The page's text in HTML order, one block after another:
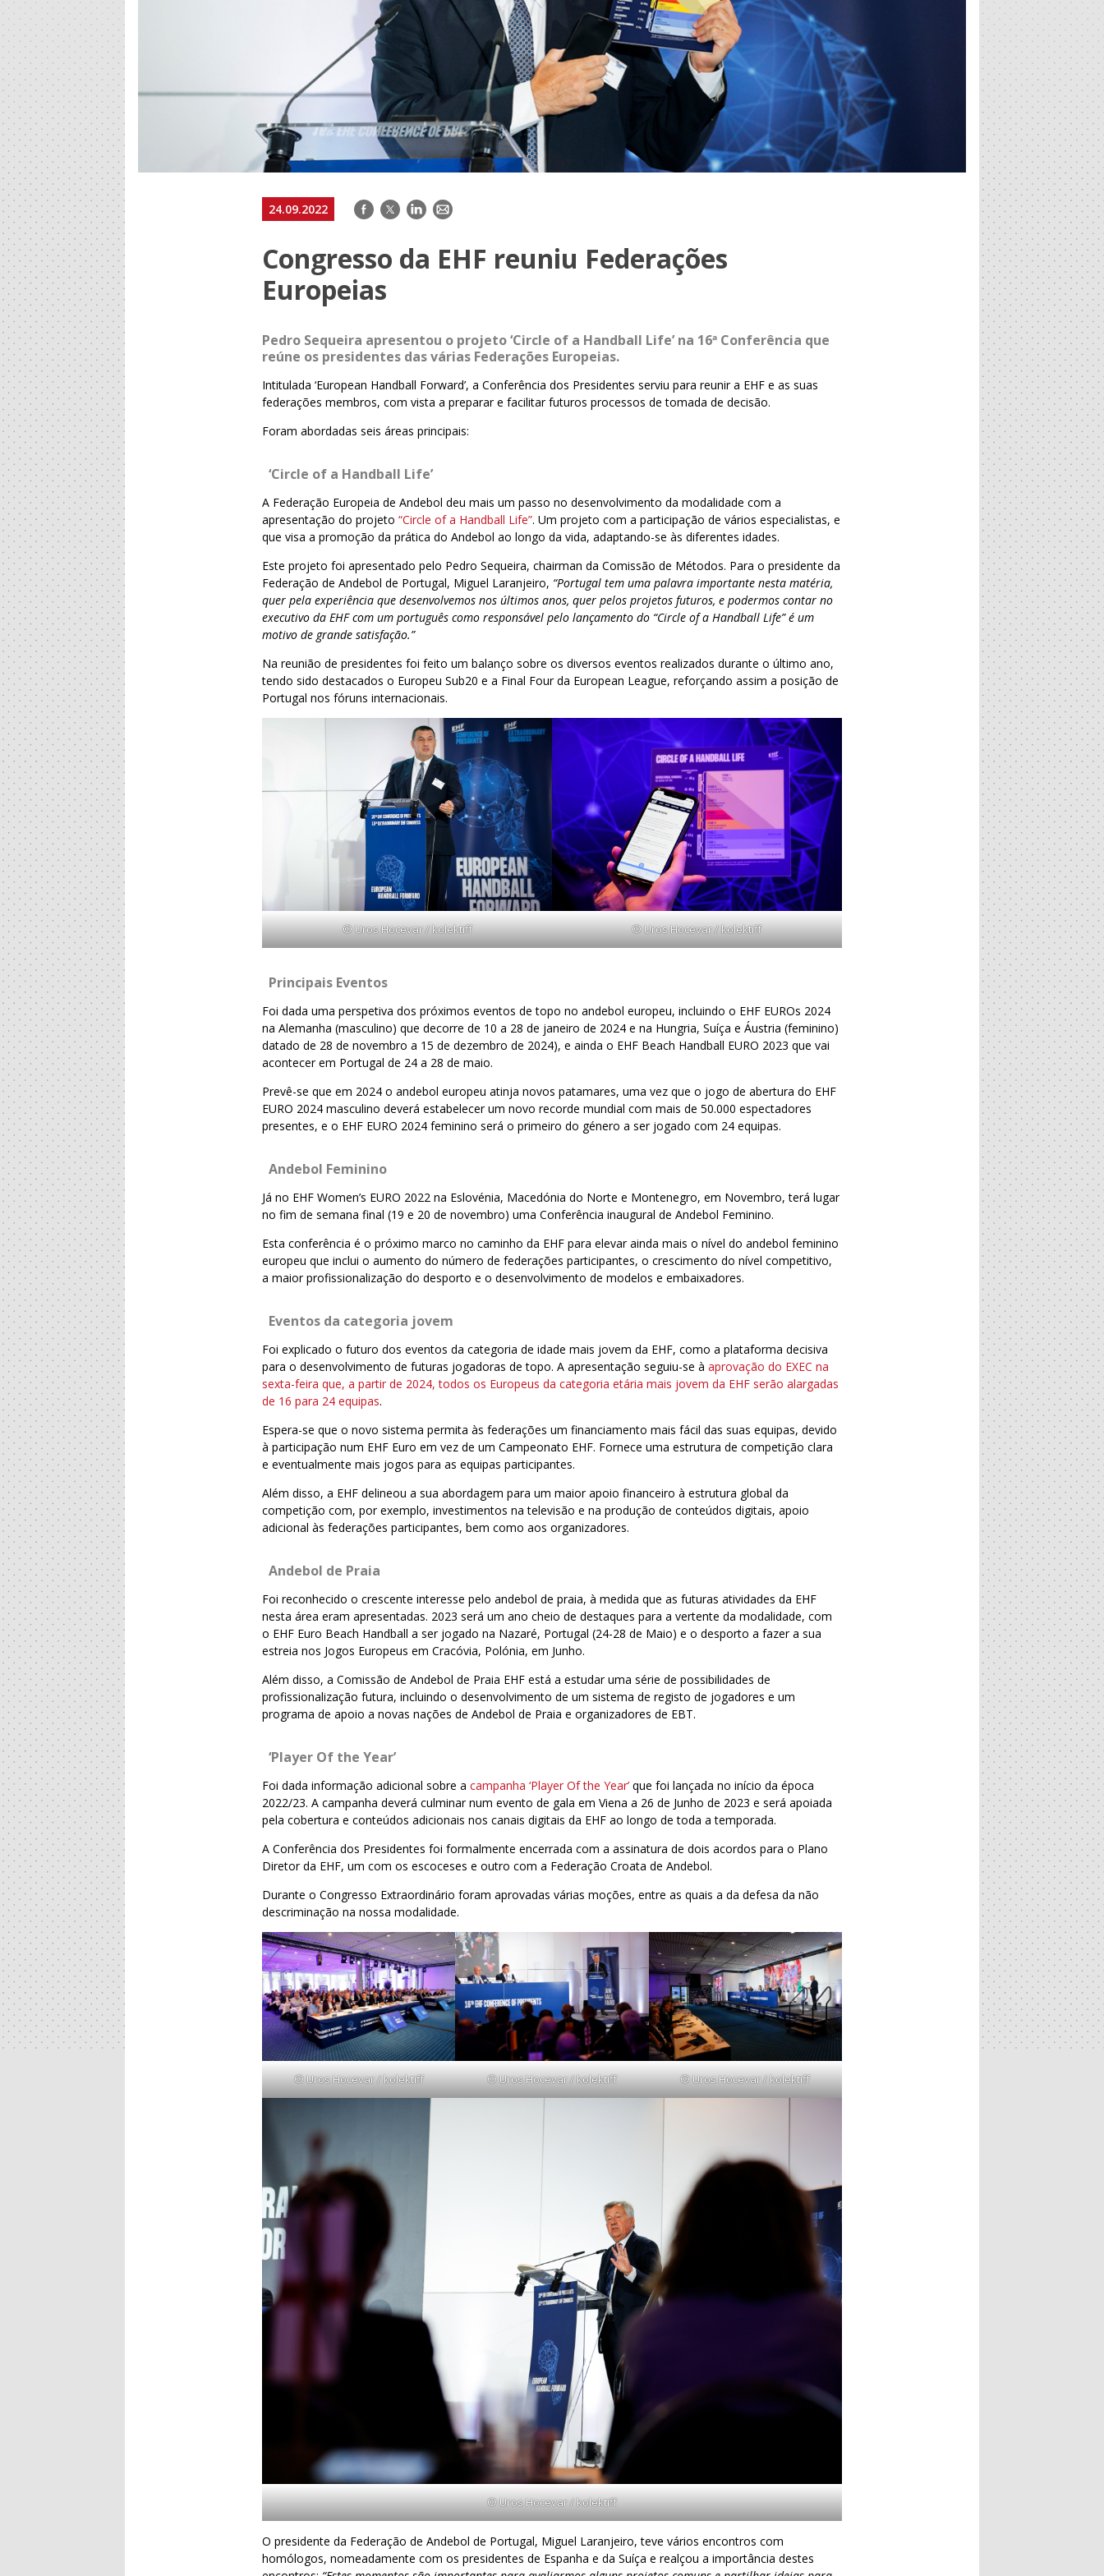
24.09.2022 Facebook
TwitterLinkedIn
E-
Congresso da EHF reuniu Federações
Europeias
Pedro Sequeira apresentou o projeto ‘Circle of a Handball Life’ na 16ª Conferência que
reúne os presidentes das várias Federações Europeias.
Intitulada ‘European Handball Forward’, a Conferência dos Presidentes serviu para reunir a EHF e as suas
federações membros, com vista a preparar e facilitar futuros processos de tomada de decisão.
Foram abordadas seis áreas principais:
‘Circle of a Handball Life’
A Federação Europeia de Andebol deu mais um passo no desenvolvimento da modalidade com a
apresentação do projeto“Circle of a Handball Life”. Um projeto com a participação de vários especialistas, e
que visa a promoção da prática do Andebol ao longo da vida, adaptando-se às diferentes idades.
Este projeto foi apresentado pelo Pedro Sequeira, chairman da Comissão de Métodos. Para o presidente da
Federação de Andebol de Portugal, Miguel Laranjeiro, “Portugal tem uma palavra importante nesta matéria,
quer pela experiência que desenvolvemos nos últimos anos, quer pelos projetos futuros, e podermos contar no
executivo da EHF com um português como responsável pelo lançamento do “Circle of a Handball Life” é um
motivo de grande satisfação.”
Na reunião de presidentes foi feito um balanço sobre os diversos eventos realizados durante o último ano,
tendo sido destacados o Europeu Sub20 e a Final Four da European League, reforçando assim a posição de
Portugal nos fóruns internacionais.
© Uros Hocevar / kolektiff © Uros Hocevar / kolektiff
Principais Eventos
Foi dada uma perspetiva dos próximos eventos de topo no andebol europeu, incluindo o EHF EUROs 2024
na Alemanha (masculino) que decorre de 10 a 28 de janeiro de 2024 e na Hungria, Suíça e Áustria (feminino)
datado de 28 de novembro a 15 de dezembro de 2024), e ainda o EHF Beach Handball EURO 2023 que vai
acontecer em Portugal de 24 a 28 de maio.
Prevê-se que em 2024 o andebol europeu atinja novos patamares, uma vez que o jogo de abertura do EHF
EURO 2024 masculino deverá estabelecer um novo recorde mundial com mais de 50.000 espectadores
presentes, e o EHF EURO 2024 feminino será o primeiro do género a ser jogado com 24 equipas.
Andebol Feminino
Já no EHF Women’s EURO 2022 na Eslovénia, Macedónia do Norte e Montenegro, em Novembro, terá lugar
no fim de semana final (19 e 20 de novembro) uma Conferência inaugural de Andebol Feminino.
Esta conferência é o próximo marco no caminho da EHF para elevar ainda mais o nível do andebol feminino
europeu que inclui o aumento do número de federações participantes, o crescimento do nível competitivo,
a maior profissionalização do desporto e o desenvolvimento de modelos e embaixadores.
Eventos da categoria jovem
Foi explicado o futuro dos eventos da categoria de idade mais jovem da EHF, como a plataforma decisiva
para o desenvolvimento de futuras jogadoras de topo. A apresentação seguiu-se àaprovação do EXEC na
sexta-feira que, a partir de 2024, todos os Europeus da categoria etária mais jovem da EHF serão alargadas
de 16 para 24 equipas.
Espera-se que o novo sistema permita às federações um financiamento mais fácil das suas equipas, devido
à participação num EHF Euro em vez de um Campeonato EHF. Fornece uma estrutura de competição clara
e eventualmente mais jogos para as equipas participantes.
Além disso, a EHF delineou a sua abordagem para um maior apoio financeiro à estrutura global da
competição com, por exemplo, investimentos na televisão e na produção de conteúdos digitais, apoio
adicional às federações participantes, bem como aos organizadores.
Andebol de Praia
Foi reconhecido o crescente interesse pelo andebol de praia, à medida que as futuras atividades da EHF
nesta área eram apresentadas. 2023 será um ano cheio de destaques para a vertente da modalidade, com
o EHF Euro Beach Handball a ser jogado na Nazaré, Portugal (24-28 de Maio) e o desporto a fazer a sua
estreia nos Jogos Europeus em Cracóvia, Polónia, em Junho.
Além disso, a Comissão de Andebol de Praia EHF está a estudar uma série de possibilidades de
profissionalização futura, incluindo o desenvolvimento de um sistema de registo de jogadores e um
programa de apoio a novas nações de Andebol de Praia e organizadores de EBT.
‘Player Of the Year’
Foi dada informação adicional sobre acampanha ‘Player Of the Year’ que foi lançada no início da época
2022/23. A campanha deverá culminar num evento de gala em Viena a 26 de Junho de 2023 e será apoiada
pela cobertura e conteúdos adicionais nos canais digitais da EHF ao longo de toda a temporada.
A Conferência dos Presidentes foi formalmente encerrada com a assinatura de dois acordos para o Plano
Diretor da EHF, um com os escoceses e outro com a Federação Croata de Andebol.
Durante o Congresso Extraordinário foram aprovadas várias moções, entre as quais a da defesa da não
descriminação na nossa modalidade.
© Uros Hocevar / kolektiff © Uros Hocevar / kolektiff © Uros Hocevar / kolektiff
© Uros Hocevar / kolektiff
O presidente da Federação de Andebol de Portugal, Miguel Laranjeiro, teve vários encontros com
homólogos, nomeadamente com os presidentes de Espanha e da Suíça e realçou a importância destes